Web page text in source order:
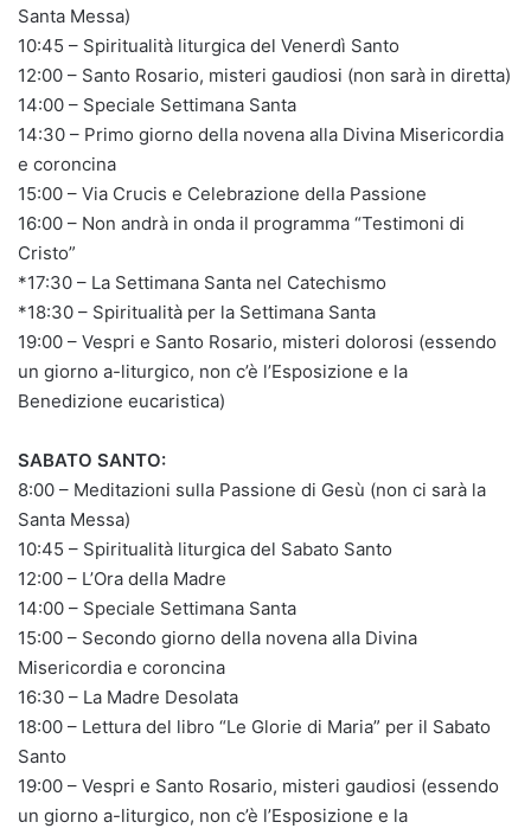
Santa Messa)
10:45 – Spiritualità liturgica del Venerdì Santo
12:00 – Santo Rosario, misteri gaudiosi (non sarà in diretta)
14:00 – Speciale Settimana Santa
14:30 – Primo giorno della novena alla Divina Misericordia
e coroncina
15:00 – Via Crucis e Celebrazione della Passione
16:00 – Non andrà in onda il programma “Testimoni di
Cristo”
*17:30 – La Settimana Santa nel Catechismo
*18:30 – Spiritualità per la Settimana Santa
19:00 – Vespri e Santo Rosario, misteri dolorosi (essendo
un giorno a-liturgico, non c’è l’Esposizione e la
Benedizione eucaristica)
SABATO SANTO:
8:00 – Meditazioni sulla Passione di Gesù (non ci sarà la
Santa Messa)
10:45 – Spiritualità liturgica del Sabato Santo
12:00 – L’Ora della Madre
14:00 – Speciale Settimana Santa
15:00 – Secondo giorno della novena alla Divina
Misericordia e coroncina
16:30 – La Madre Desolata
18:00 – Lettura del libro “Le Glorie di Maria” per il Sabato
Santo
19:00 – Vespri e Santo Rosario, misteri gaudiosi (essendo
un giorno a-liturgico, non c’è l’Esposizione e la